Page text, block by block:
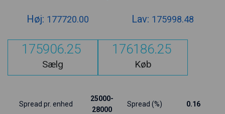
Høj: 177720.00 Lav: 175998.48
175906.25
Sælg
176186.25
Køb
Spread pr. enhed
25000-
28000
Spread (%) 0.16